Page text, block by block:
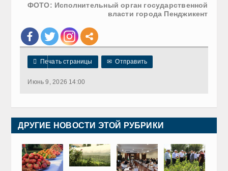
ФОТО: Исполнительный орган государственной
власти города Пенджикент
 Печать страницы ✉ Отправить
Июнь 9, 2026 14:00
ДРУГИЕ НОВОСТИ ЭТОЙ РУБРИКИ